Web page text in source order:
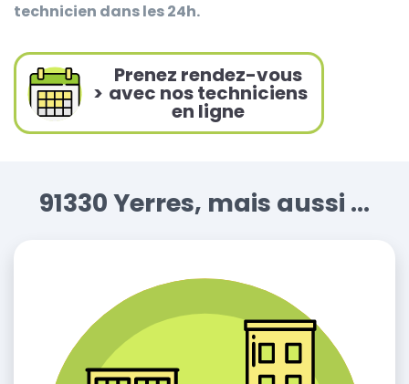
technicien dans les 24h.
>
Prenez rendez-vous
avec nos techniciens
en ligne
91330 Yerres, mais aussi ...